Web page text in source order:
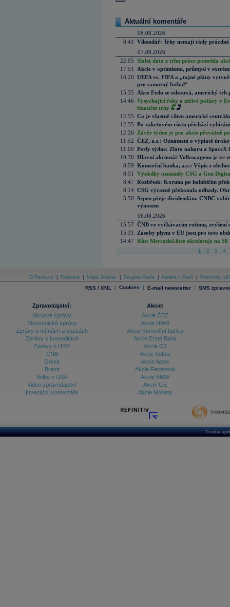
Aktuální komentáře
08.08.2026
8:41
Víkendář: Trhy nemají rády prázdné
07.08.2026
22:05 Slabá data z trhu práce pomohla
17:51
Akcie v optimismu, průmysl v
16:20 UEFA vs. FIFA a „tajné plány
pro samotný fotbal“
15:35
Akce Fedu se odsouvá, americký
14:46 Vysychající řeky a ničivé požáry v
finanční trhy
12:55 Co je vlastně cílem americké
12:35 Po raketovém růstu přichází
12:26
Závěr týdne je pro akcie převážně
11:52 ČEZ, a.s.: Oznámení o výplatě
11:00 Perly týdne: Zlato nahoru a SpaceX
10:30 Hlavní akcionář Volkswagenu je ve
8:59 Komerční banka, a.s.: Výpis z
8:51
Výsledky oznámily CSG a Gen
8:47 Rozbřesk: Koruna po holubičím
8:14 CSG výrazně překonala odhady.
5:50 Srpen přeje dividendám. CNBC
výnosem
06.08.2026
15:57 ČNB ve vyčkávacím režimu, zvýšení
15:31
Zásoby plynu v EU jsou pro toto
14:47 Růst MercadoLibre akceleruje na
1 2 3 4
O Patria.cz Reklama Mapa Stránek Skupina Patria Kariéra v Patrii Podmínky
RSS / XML | Cookies | E-mail newsletter | SMS
Zpravodajství:
Akciové zprávy
Ekonomické zprávy
Zprávy o měnách a sazbách
Zprávy o komoditách
Zprávy o HDP
ČNB
Grexit
Brexit
Volby v USA
Video zpravodajství
Investiční komentáře
Akcie:
Akcie ČEZ
Akcie NWR
Akcie Komerční banka
Akcie Erste Bank
Akcie O2
Akcie Kofola
Akcie Apple
Akcie Facebook
Akcie BMW
Akcie GE
Akcie Moneta
Tvorba